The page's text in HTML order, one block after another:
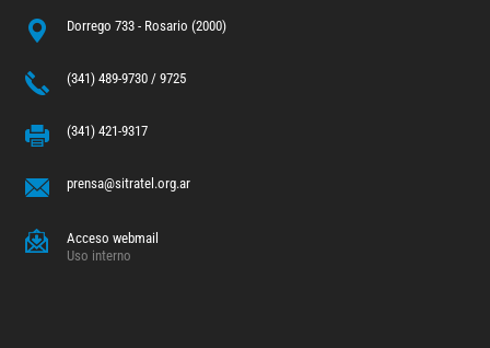
Dorrego 733 - Rosario (2000)
(341) 489-9730 / 9725
(341) 421-9317
prensa@sitratel.org.ar
Acceso webmail
Uso interno